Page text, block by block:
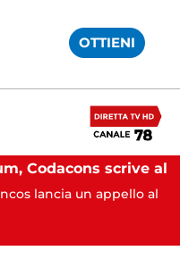
OTTIENI
Paestum, Codacons scrive al ministro Giuli: "Rilanciare scavi dell'Anfiteatro nell'area archeologica"
lancia un appello al